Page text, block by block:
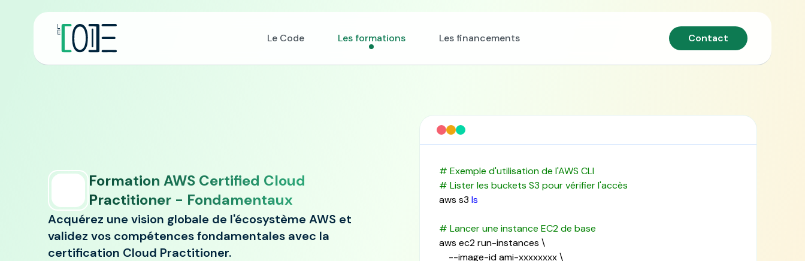
Le Code Les formations Les financements Contact
Formation AWS Certified Cloud
Practitioner - Fondamentaux
Acquérez une vision globale de l'écosystème AWS et
validez vos compétences fondamentales avec la
certification Cloud Practitioner.
# Exemple d'utilisation de l'AWS CLI
# Lister les buckets S3 pour vérifier l'accès
aws s3 ls
# Lancer une instance EC2 de base
aws ec2 run-instances \